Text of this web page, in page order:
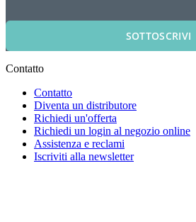
SOTTOSCRIVI
Contatto
Contatto
Diventa un distributore
Richiedi un'offerta
Richiedi un login al negozio online
Assistenza e reclami
Iscriviti alla newsletter